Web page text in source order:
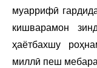
муаррифӣ
кишварамон
ҳаётбахшу
миллӣ пеш